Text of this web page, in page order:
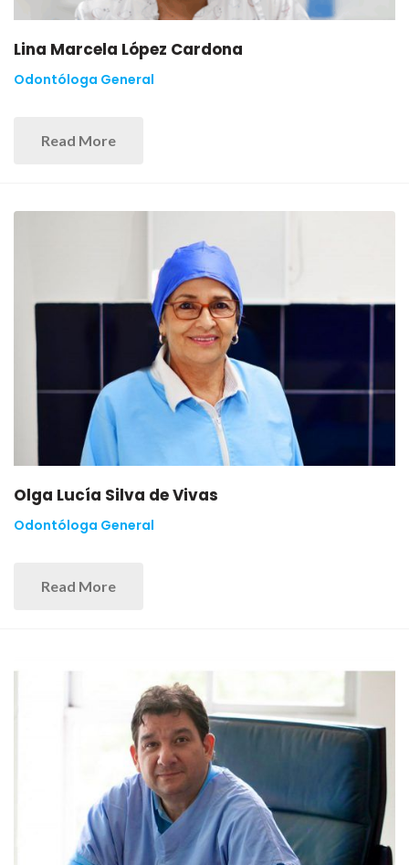
Lina Marcela López Cardona
Odontóloga General
Read More
Olga Lucía Silva de Vivas
Odontóloga General
Read More